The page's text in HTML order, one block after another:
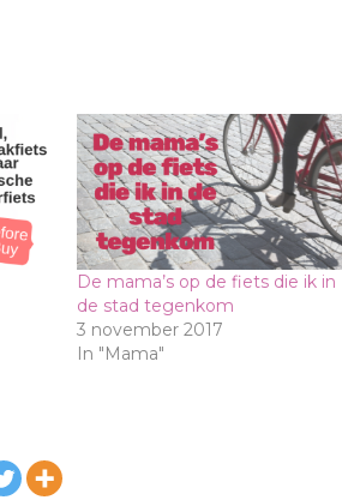
De mama’s op de fiets die ik in
de stad tegenkom
3 november 2017
In "Mama"